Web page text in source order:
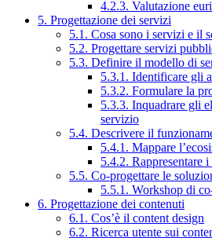
4.2.3. Valutazione
5. Progettazione dei servizi
5.1. Cosa sono i servizi e il
5.2. Progettare servizi
5.3. Definire il modello di
5.3.1. Identificare gli
5.3.2. Formulare la
5.3.3. Inquadrare gli
servizio
5.4. Descrivere il
5.4.1. Mappare
5.4.2. Rappresentare
5.5. Co-progettare le
5.5.1. Workshop di
6. Progettazione dei contenuti
6.1. Cos’è il content design
6.2. Ricerca utente sui